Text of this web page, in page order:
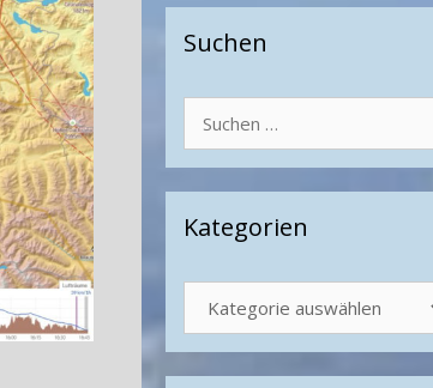
Suchen
nach:
Kategorien